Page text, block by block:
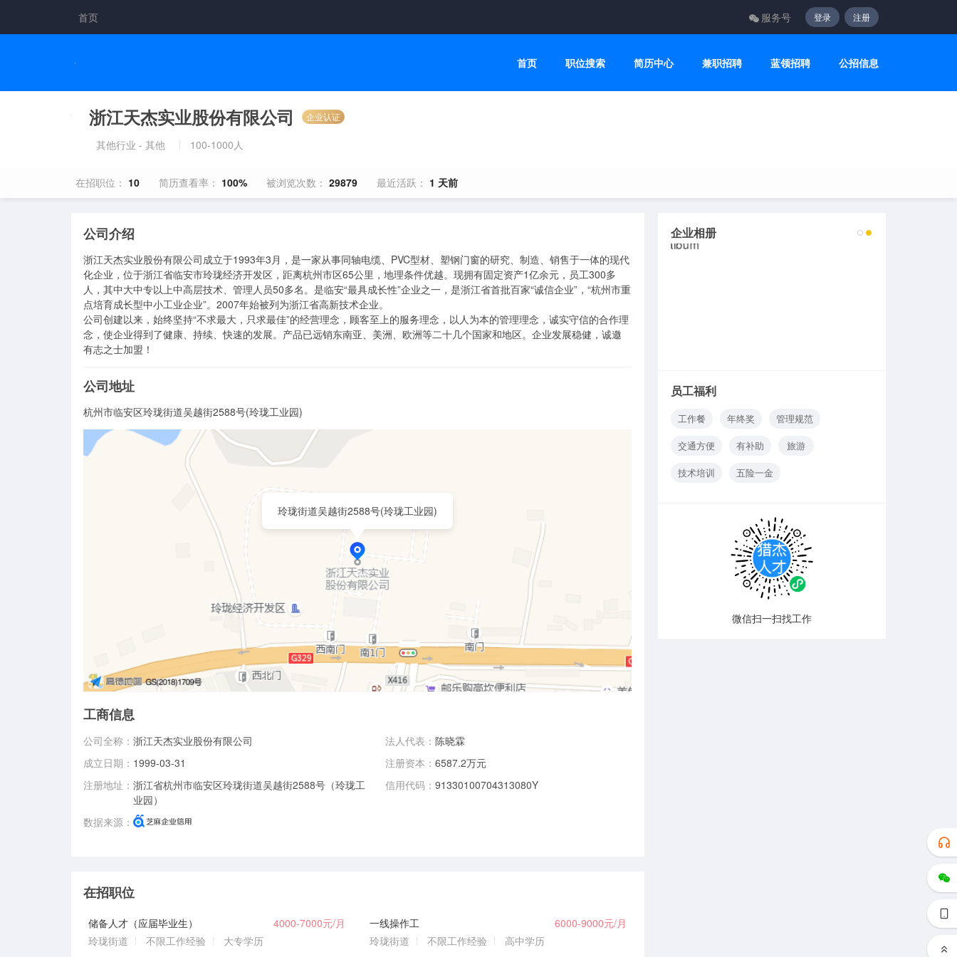
首页 服务号 登录 注册
首页 职位搜索 简历中心 兼职招聘 蓝领招聘 公招信息
浙江天杰实业股份有限公司 企业认证
其他行业 - 其他 100-1000人
在招职位： 10 简历查看率： 100% 被浏览次数： 29879 最近活跃： 1 天前
公司介绍
浙江天杰实业股份有限公司成立于1993年3月，是一家从事同轴电缆、PVC型材、塑钢门窗的研究、制造、销售于一体的现代
化企业，位于浙江省临安市玲珑经济开发区，距离杭州市区65公里，地理条件优越。现拥有固定资产1亿余元，员工300多
人，其中大中专以上中高层技术、管理人员50多名。是临安“最具成长性”企业之一，是浙江省首批百家“诚信企业”，“杭州市重
点培育成长型中小工业企业”。2007年始被列为浙江省高新技术企业。
公司创建以来，始终坚持“不求最大，只求最佳”的经营理念，顾客至上的服务理念，以人为本的管理理念，诚实守信的合作理
念，使企业得到了健康、持续、快速的发展。产品已远销东南亚、美洲、欧洲等二十几个国家和地区。企业发展稳健，诚邀
有志之士加盟！
公司地址
杭州市临安区玲珑街道吴越街2588号(玲珑工业园)
玲珑街道吴越街2588号(玲珑工业园)
工商信息
公司全称：浙江天杰实业股份有限公司
成立日期： 1999-03-31
注册地址：浙江省杭州市临安区玲珑街道吴越街2588号（玲珑工
业园）
数据来源：
法人代表： 陈晓霖
注册资本： 6587.2万元
信用代码： 91330100704313080Y
在招职位
储备人才（应届毕业生）
4000-7000元/月
玲珑街道
不限工作经验 大专学历
一线操作工
6000-9000元/月
玲珑街道
不限工作经验 高中学历
企业相册 2 3
员工福利
工作餐 年终奖
管理规范
交通方便
有补助
旅游
技术培训
五险一金
微信扫一扫找工作